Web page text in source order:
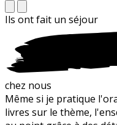
Ils ont fait un séjour
chez nous
Même si je pratique
livres sur le thème,